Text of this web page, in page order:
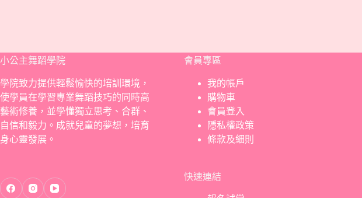
小公主舞蹈學院
學院致力提供輕鬆愉快的培訓環境，
使學員在學習專業舞蹈技巧的同時高
藝術修養，並學懂獨立思考、合群、
自信和毅力。成就兒童的夢想，培育
身心靈發展。
會員專區
我的帳戶
購物車
會員登入
隱私權政策
條款及細則
快速連結